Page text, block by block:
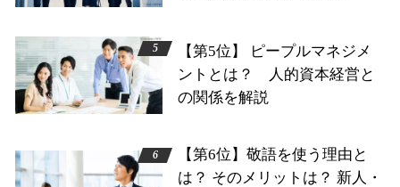
【第5位】 ピープルマネジメ
ントとは？ 人的資本経営と
の関係を解説
【第6位】敬語を使う理由と
は？ そのメリットは？ 新人・